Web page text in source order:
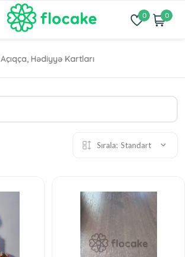
0 0
Açıqça, Hədiyyə Kartları
Sırala: Standart